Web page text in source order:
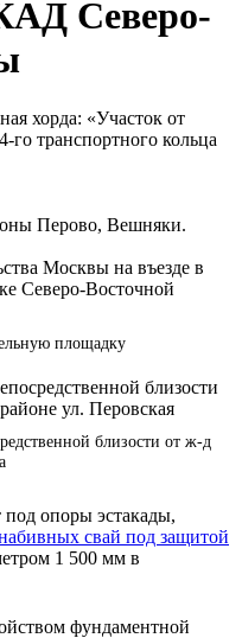
Северо-
хорда: «Участок от
транспортного кольца
Перово, Вешняки.
площадку
близости от ж-д
опоры эстакады,
свай под защитой
1 500 мм в